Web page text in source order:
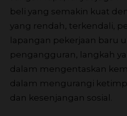
beli yang semakin kuat
yang rendah, terkendali,
lapangan pekerjaan baru
pengangguran, langkah
dalam mengentaskan
dalam mengurangi
dan kesenjangan sosial.